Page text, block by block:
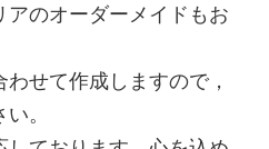
のオーダーメイドもお
せて作成しますので，
。